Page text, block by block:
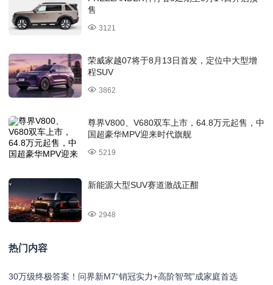
售
3121
荣威家越07将于8月13日首发，定位中大型增
程SUV
3862
尊界V800、V680双车上市，64.8万元起售，中
国超豪华MPV迎来时代旗舰
5219
新能源大型SUV赛道激战正酣
2948
热门内容
30万级终极答案！问界新M7“销冠实力+高阶智驾”成家庭首选